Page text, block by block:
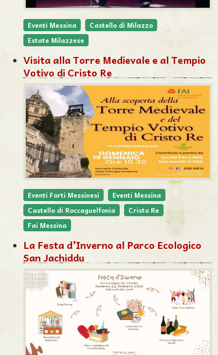
Eventi Messina
Castello di Milazzo
Estate Milazzese
Visita alla Torre Medievale e al Tempio
Votivo di Cristo Re
Eventi Forti Messinesi
Eventi Messina
Castello di Roccaguelfonia
Cristo Re
Fai Messina
La Festa d’Inverno al Parco Ecologico
San Jachiddu